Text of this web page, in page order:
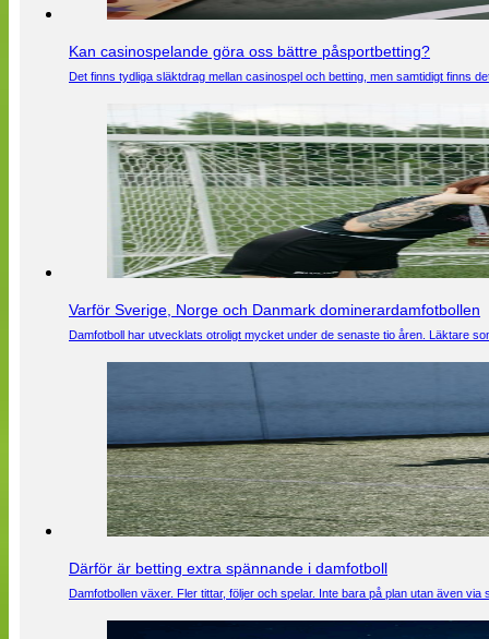
Kan casinospelande göra oss bättre påsportbetting?
Det finns tydliga släktdrag mellan casinospel och betting, men samtidigt finns
Varför Sverige, Norge och Danmark dominerardamfotbollen
Damfotboll har utvecklats otroligt mycket under de senaste tio åren. Läktare
Därför är betting extra spännande i damfotboll
Damfotbollen växer. Fler tittar, följer och spelar. Inte bara på plan utan även